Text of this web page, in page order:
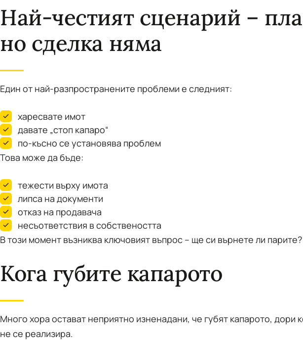
Най-честият сценарий –
но сделка няма
Един от най-разпространените проблеми е следният:
харесвате имот
давате „стоп капаро“
по-късно се установява проблем
Това може да бъде:
тежести върху имота
липса на документи
отказ на продавача
несъответствия в собствеността
В този момент възниква ключовият въпрос – ще си върнете ли парите?
Кога губите капарото
Много хора остават неприятно изненадани, че губят капарото, дори
не се реализира.